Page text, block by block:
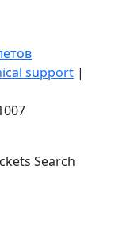
support |
Search